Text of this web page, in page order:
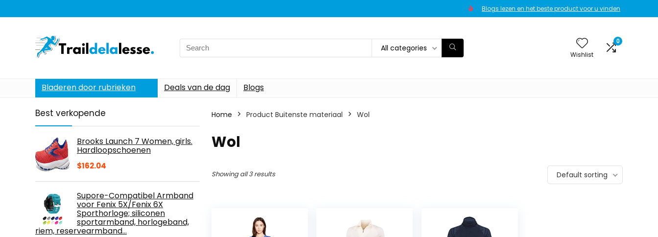
Blogs lezen en het beste product voor u vinden
Search
for:
All categories
Wishlist
0
Bladeren door rubrieken Deals van de dag Blogs
Best verkopende
Brooks Launch 7 Women, girls.
Hardloopschoenen
$162.04
Supore-Compatibel Armband
voor Fenix 5X/Fenix 6X
Sporthorloge; siliconen
sportarmband, horlogeband,
riem, reservearmband…
Home Product Buitenste materiaal Wol
Wol
Showing all 3 results Default sorting